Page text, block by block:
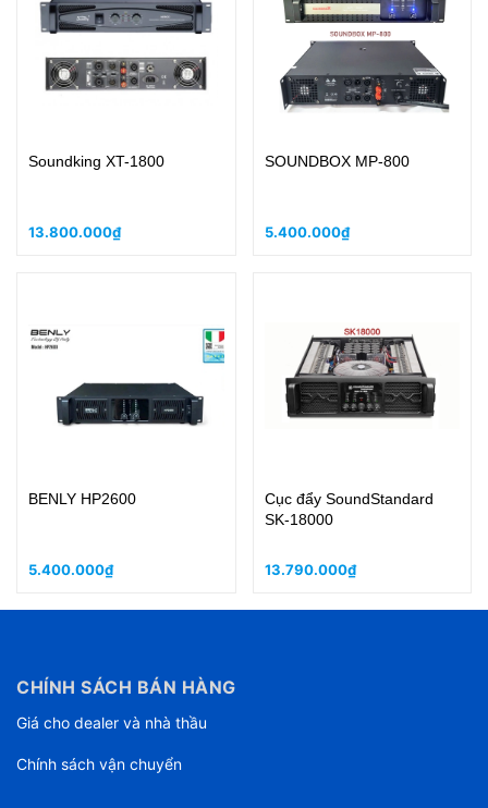
Soundking XT-1800
13.800.000₫
SOUNDBOX MP-800
5.400.000₫
BENLY HP2600
5.400.000₫
Cục đẩy SoundStandard
SK-18000
13.790.000₫
CHÍNH SÁCH BÁN HÀNG
Giá cho dealer và nhà thầu
Chính sách vận chuyển